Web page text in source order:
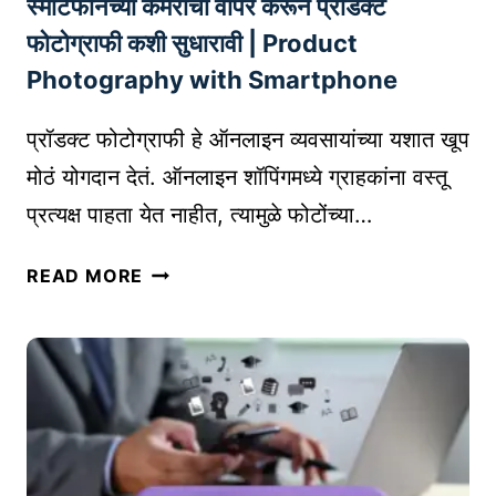
E
S
E
B
S
T
C
K
N
म
र्स
हि
त
मो
हि
A
M
Z
स्मार्टफोनच्या कॅमेराचा वापर करून प्रॉडक्ट
फोटोग्राफी कशी सुधारावी | Product
Photography with Smartphone
प्रॉडक्ट फोटोग्राफी हे ऑनलाइन व्यवसायांच्या यशात खूप
मोठं योगदान देतं. ऑनलाइन शॉपिंगमध्ये ग्राहकांना वस्तू
प्रत्यक्ष पाहता येत नाहीत, त्यामुळे फोटोंच्या…
READ MORE स्मा
च्या
कॅ
मे
रा